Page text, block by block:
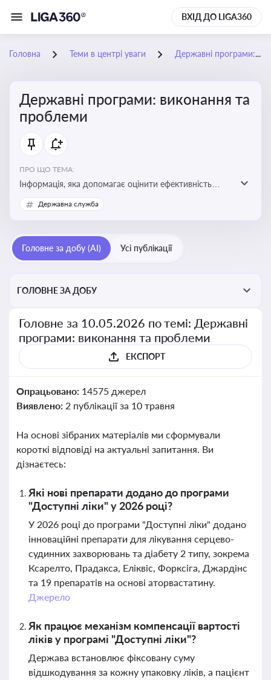
ВХІД ДО LIGA360
Головна Теми в центрі уваги Державні програми: виконання та проблеми
Державні програми: виконання та
проблеми
ПРО ЩО ТЕМА:
Інформація, яка допомагає оцінити ефективність
використання бюджетних коштів, виявити проблеми
реалізації та знайти шляхи їх удосконалення
Державна служба
Головне за добу (AI) Усі публікації
ГОЛОВНЕ ЗА ДОБУ
Головне за 10.05.2026 по темі: Державні
програми: виконання та проблеми
ЕКСПОРТ
Опрацьовано: 14575 джерел
Виявлено: 2 публікації за 10 травня
На основі зібраних матеріалів ми сформували
короткі відповіді на актуальні запитання. Ви
дізнаєтесь:
Які нові препарати додано до програми
"Доступні ліки" у 2026 році?
У 2026 році до програми "Доступні ліки" додано
інноваційні препарати для лікування серцево-
судинних захворювань та діабету 2 типу, зокрема
Ксарелто, Прадакса, Еліквіс, Форксіга, Джардінс
та 19 препаратів на основі аторвастатину.
Джерело
Як працює механізм компенсації вартості
ліків у програмі "Доступні ліки"?
Держава встановлює фіксовану суму
відшкодування за кожну упаковку ліків, а пацієнт